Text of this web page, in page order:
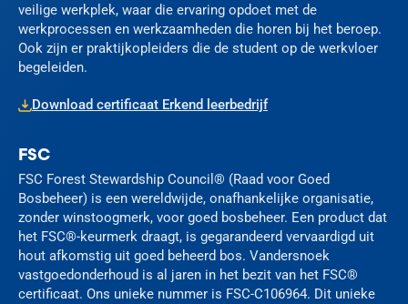
veilige werkplek, waar die ervaring opdoet met de
werkprocessen en werkzaamheden die horen bij het beroep.
Ook zijn er praktijkopleiders die de student op de werkvloer
begeleiden.
Download certificaat Erkend leerbedrijf
FSC
FSC Forest Stewardship Council® (Raad voor Goed
Bosbeheer) is een wereldwijde, onafhankelijke organisatie,
zonder winstoogmerk, voor goed bosbeheer. Een product dat
het FSC®-keurmerk draagt, is gegarandeerd vervaardigd uit
hout afkomstig uit goed beheerd bos. Vandersnoek
vastgoedonderhoud is al jaren in het bezit van het FSC®
certificaat. Ons unieke nummer is FSC-C106964. Dit unieke